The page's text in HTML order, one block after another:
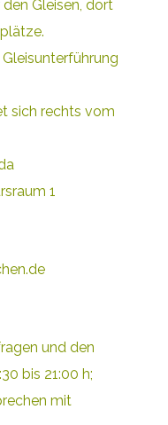
Gleisen, dort
sich rechts vom
1
und den
bis 21:00 h;
mit